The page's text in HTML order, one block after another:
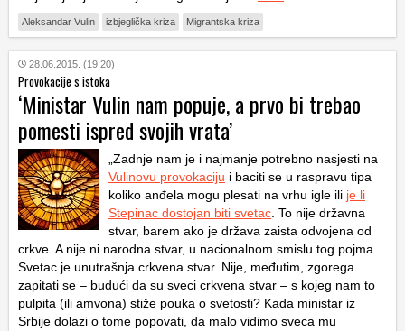
Aleksandar Vulin izbjeglička kriza Migrantska kriza
28.06.2015. (19:20)
Provokacije s istoka
‘Ministar Vulin nam popuje, a prvo bi trebao
pomesti ispred svojih vrata’
„Zadnje nam je i najmanje potrebno nasjesti na
Vulinovu provokaciju i baciti se u raspravu tipa
koliko anđela mogu plesati na vrhu igle ili je li
Stepinac dostojan biti svetac . To nije državna
stvar, barem ako je država zaista odvojena od
crkve. A nije ni narodna stvar, u nacionalnom smislu tog pojma.
Svetac je unutrašnja crkvena stvar. Nije, međutim, zgorega
zapitati se – budući da su sveci crkvena stvar – s kojeg nam to
pulpita (ili amvona) stiže pouka o svetosti? Kada ministar iz
Srbije dolazi o tome popovati, da malo vidimo sveca mu